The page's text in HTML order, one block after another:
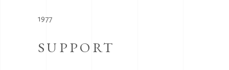
1977
SUPPORT